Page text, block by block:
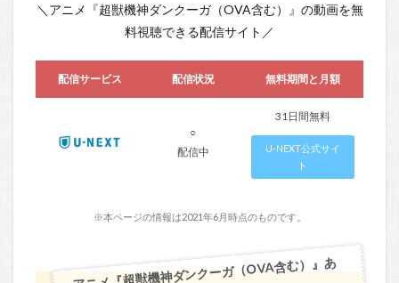
＼アニメ『超獣機神ダンクーガ（OVA含む）』の動画を無
料視聴できる配信サイト／
配信サービス 配信状況 無料期間と月額
○
配信中
31日間無料
U-NEXT公式サイ
ト
※本ページの情報は2021年6月時点のものです。
アニメ『超獣機神ダンクーガ（OVA含む）』あ